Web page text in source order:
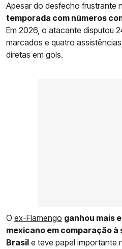
Apesar do desfecho frustrante
temporada com números
Em 2026, o atacante disputou
marcados e quatro
diretas em gols.
O ex-Flamengo ganhou mais
mexicano em comparação
Brasil e teve papel importante